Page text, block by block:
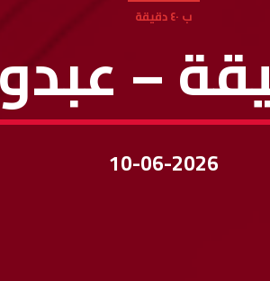
ب ٤٠ دقيقة
10-06-2026